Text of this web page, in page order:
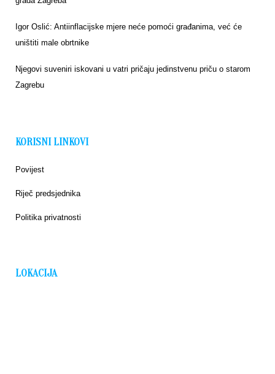
Igor Oslić: Antiinflacijske mjere neće pomoći građanima, već će
uništiti male obrtnike
Njegovi suveniri iskovani u vatri pričaju jedinstvenu priču o starom
Zagrebu
KORISNI LINKOVI
Povijest
Riječ predsjednika
Politika privatnosti
LOKACIJA